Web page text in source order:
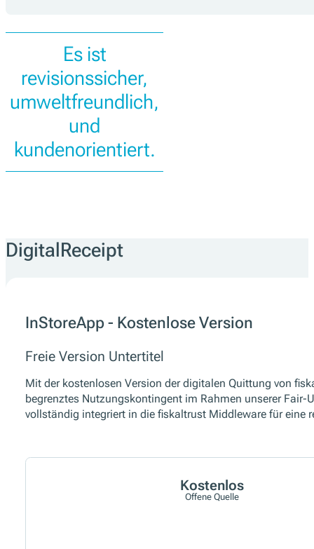
Es ist
revisionssicher,
umweltfreundlich,
und
kundenorientiert.
DigitalReceipt
InStoreApp - Kostenlose Version
Freie Version Untertitel
Mit der kostenlosen Version der digitalen Quittung von
begrenztes Nutzungskontingent im Rahmen unserer
vollständig integriert in die fiskaltrust Middleware für eine
Kostenlos
Offene Quelle